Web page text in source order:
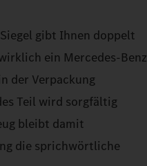
gibt Ihnen doppelt
ein Mercedes-Benz
der Verpackung
Teil wird sorgfältig
bleibt damit
die sprichwörtliche